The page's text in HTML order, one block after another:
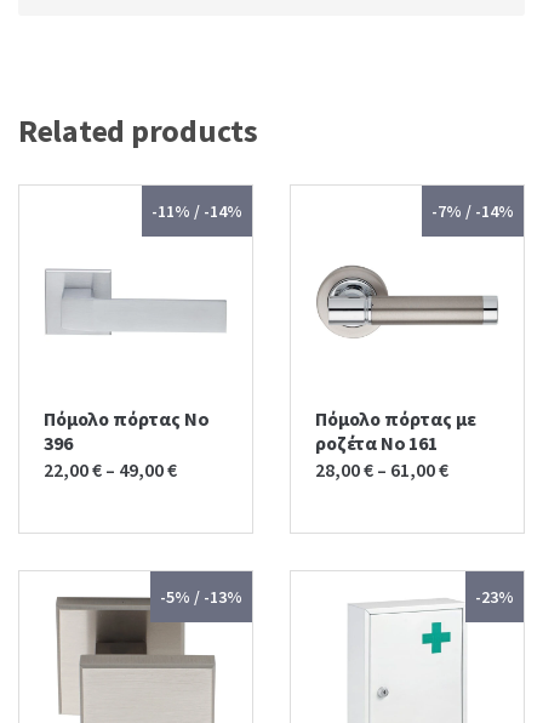
Related products
-11% / -14%
Πόμολο πόρτας No
396
22,00€ – 49,00€
-7% / -14%
Πόμολο πόρτας με
ροζέτα No 161
28,00€ – 61,00€
-5% / -13% -23%